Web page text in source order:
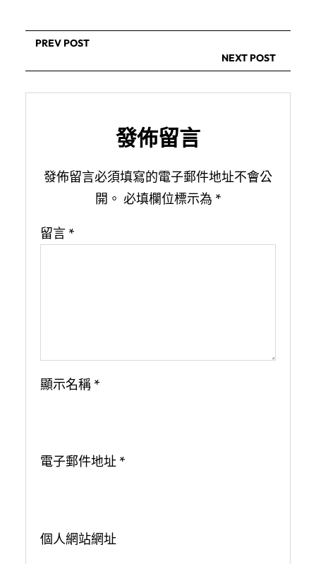
PREV POST
NEXT POST
發佈留言
發佈留言必須填寫的電子郵件地址不會公
開。 必填欄位標示為 *
留言 *
顯示名稱 *
電子郵件地址 *
個人網站網址